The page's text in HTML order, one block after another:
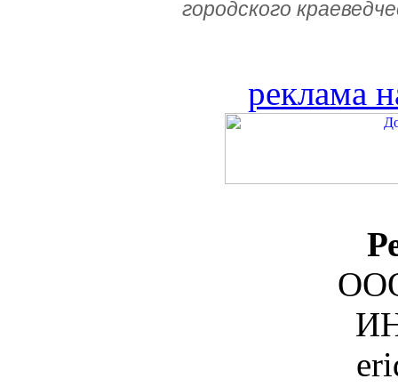
городского
реклама